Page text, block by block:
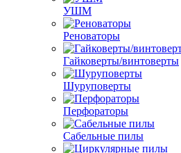
УШМ
Реноваторы
Гайковерты/винтоверты
Шуруповерты
Перфораторы
Сабельные пилы